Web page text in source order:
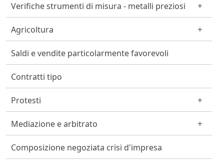
Verifiche strumenti di misura - metalli preziosi
Agricoltura
Saldi e vendite particolarmente favorevoli
Contratti tipo
Protesti
Mediazione e arbitrato
Composizione negoziata crisi d'impresa